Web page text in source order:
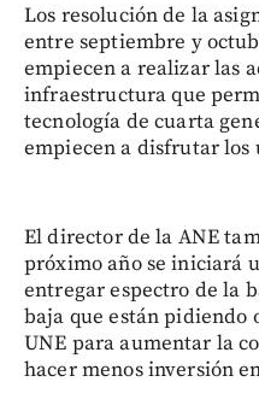
Los resolución de la
entre septiembre y
empiecen a realizar las
infraestructura que
tecnología de cuarta
empiecen a disfrutar los
El director de la ANE
próximo año se iniciará
entregar espectro de la
baja que están pidiendo
UNE para aumentar la
hacer menos inversión